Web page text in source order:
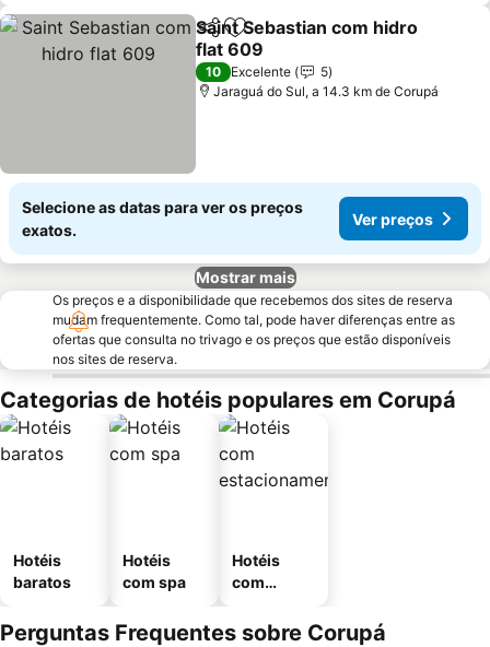
PartilharAdicionar aos favoritos
Saint Sebastian com hidro
flat 609
10 Excelente
5
Jaraguá do Sul, a 14.3 km de Corupá
Selecione as datas para ver os preços
exatos.
Ver preços
Mostrar mais
Os preços e a disponibilidade que recebemos dos sites de reserva
mudam frequentemente. Como tal, pode haver diferenças entre as
ofertas que consulta no trivago e os preços que estão disponíveis
nos sites de reserva.
Categorias de hotéis populares em Corupá
Hotéis
baratos
Hotéis
com spa
Hotéis
com
mento
Perguntas Frequentes sobre Corupá